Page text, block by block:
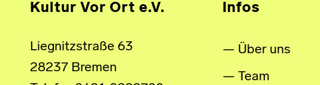
Kultur Vor Ort e.V.
Liegnitzstraße 63
28237 Bremen
Infos
Über uns
Team